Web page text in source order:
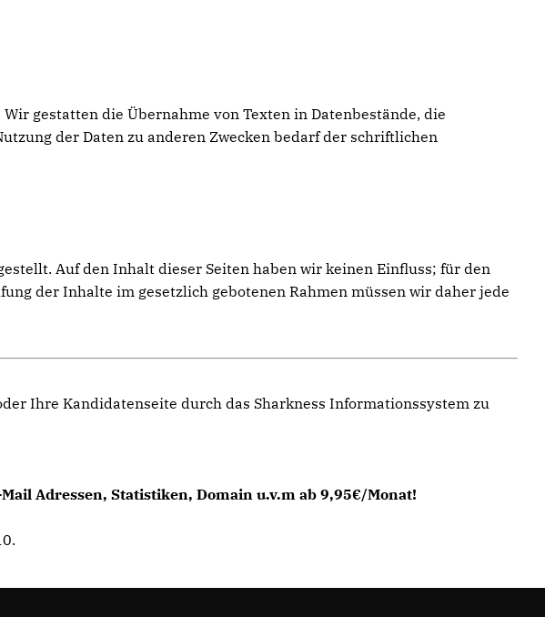
gestatten die Übernahme von Texten in Datenbestände, die
der Daten zu anderen Zwecken bedarf der schriftlichen
Auf den Inhalt dieser Seiten haben wir keinen Einfluss; für den
der Inhalte im gesetzlich gebotenen Rahmen müssen wir daher jede
Ihre Kandidatenseite durch das Sharkness Informationssystem zu
Adressen, Statistiken, Domain u.v.m ab 9,95€/Monat!